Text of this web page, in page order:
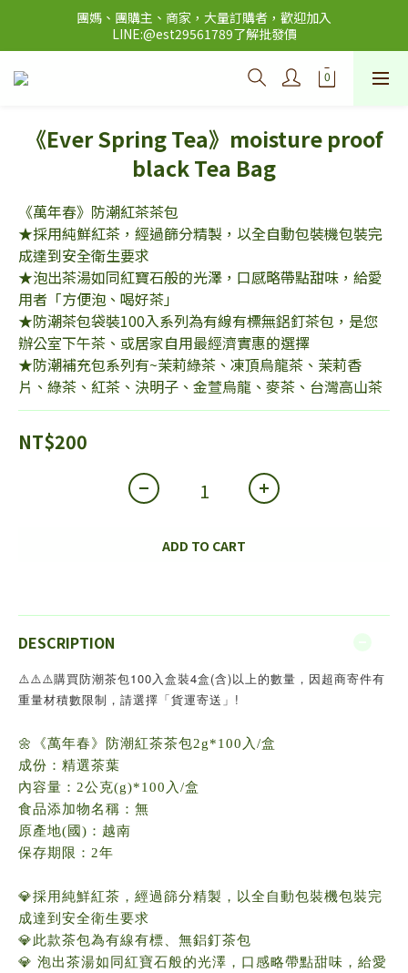
歡迎光臨萬年春官網🎉台灣本島訂購滿2000元免運費，台灣外島
(澎、金、馬)、以及海外訂單運費另計
團媽、團購主、商家，大量訂購者，歡迎加入
LINE:@est29561789了解批發價
歡迎光臨萬年春官網🎉台灣本島訂購滿2000元免運費，台灣外島
(澎、金、馬)、以及海外訂單運費另計
《Ever Spring Tea》moisture proof
black Tea Bag
《萬年春》防潮紅茶茶包
★採用純鮮紅茶，經過篩分精製，以全自動包裝機包裝完
成達到安全衛生要求
★泡出茶湯如同紅寶石般的光澤，口感略帶點甜味，給愛
用者「方便泡、喝好茶」
★防潮茶包袋裝100入系列為有線有標無鋁釘茶包，是您
辦公室下午茶、或居家自用最經濟實惠的選擇
★防潮補充包系列有~茉莉綠茶、凍頂烏龍茶、茉莉香
片、綠茶、紅茶、決明子、金萱烏龍、麥茶、台灣高山茶
NT$200
ADD TO CART
DESCRIPTION
⚠️⚠️⚠️購買防潮茶包100入盒裝4盒(含)以上的數量，因超商寄件有
重量材積數限制，請選擇「貨運寄送」!
🌼
《萬年春》防潮紅茶茶包2g*100入/盒
成份：精選茶葉
內容量：2公克(g)*100入/盒
食品添加物名稱：無
原產地(國)：越南
保存期限：2年
💎採用純鮮紅茶，經過篩分精製，以全自動包裝機包裝完
成達到安全衛生要求
💎此款茶包為有線有標、無鋁釘茶包
💎 泡出茶湯如同紅寶石般的光澤，口感略帶點甜味，給愛